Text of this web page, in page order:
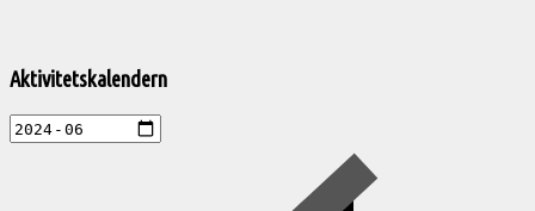
till
aktiviteter
Aktivitetskalendern